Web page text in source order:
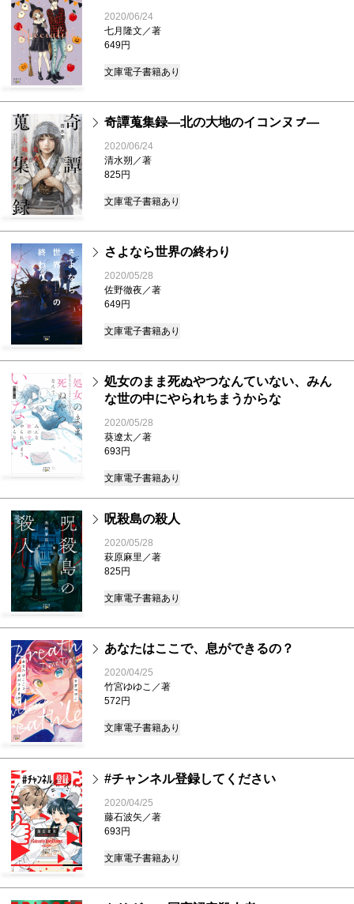
2020/06/24
七月隆文／著
649円
文庫電子書籍あり
奇譚蒐集録―北の大地のイコンヌㇷ゚―
2020/06/24
清水朔／著
825円
文庫電子書籍あり
さよなら世界の終わり
2020/05/28
佐野徹夜／著
649円
文庫電子書籍あり
処女のまま死ぬやつなんていない、みん
な世の中にやられちまうからな
2020/05/28
葵遼太／著
693円
文庫電子書籍あり
呪殺島の殺人
2020/05/28
萩原麻里／著
825円
文庫電子書籍あり
あなたはここで、息ができるの？
2020/04/25
竹宮ゆゆこ／著
572円
文庫電子書籍あり
#チャンネル登録してください
2020/04/25
藤石波矢／著
693円
文庫電子書籍あり